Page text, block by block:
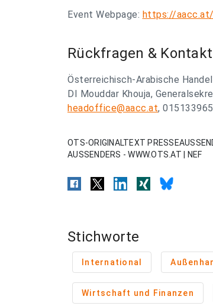
Event Webpage: https://
Rückfragen & Kontakt
Österreichisch-Arabische
DI Mouddar Khouja,
headoffice@aacc.at,
OTS-ORIGINALTEXT
AUSSENDERS - WWW.OTS.AT | NEF
Stichworte
International
Wirtschaft und Finanzen